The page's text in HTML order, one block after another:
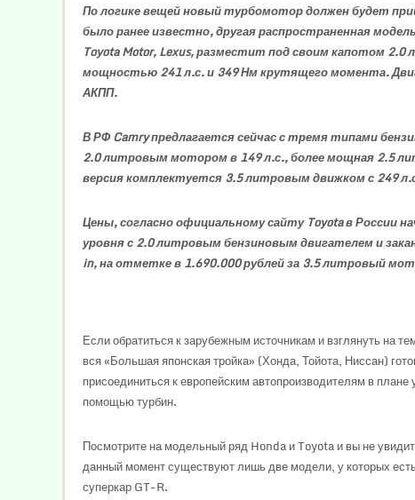
По логике вещей новый турбомотор должен будет
было ранее известно, другая распространенная
Toyota Motor, Lexus, разместит под своим капотом
мощностью 241 л.с. и 349 Нм крутящего момента.
АКПП.
В РФ Camry предлагается сейчас с тремя типами
2.0 литровым мотором в 149 л.с., более мощная 2.5
версия комплектуется 3.5 литровым движком с 249
Цены, согласно официальному сайту Toyota в России
уровня с 2.0 литровым бензиновым двигателем и
in, на отметке в 1.690.000 рублей за 3.5 литровый
Если обратиться к зарубежным источникам и взглянуть на
вся «Большая японская тройка» (Хонда, Тойота, Ниссан)
присоединиться к европейским автопроизводителям в
помощью турбин.
Посмотрите на модельный ряд Honda и Toyota и вы не
данный момент существуют лишь две модели, у которых
суперкар GT-R.